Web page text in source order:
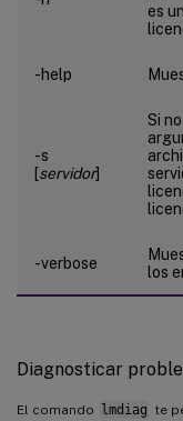
es
-help
-s
[servidor]
Si
-verbose
los
Diagnosticar
El comando lmdiag te